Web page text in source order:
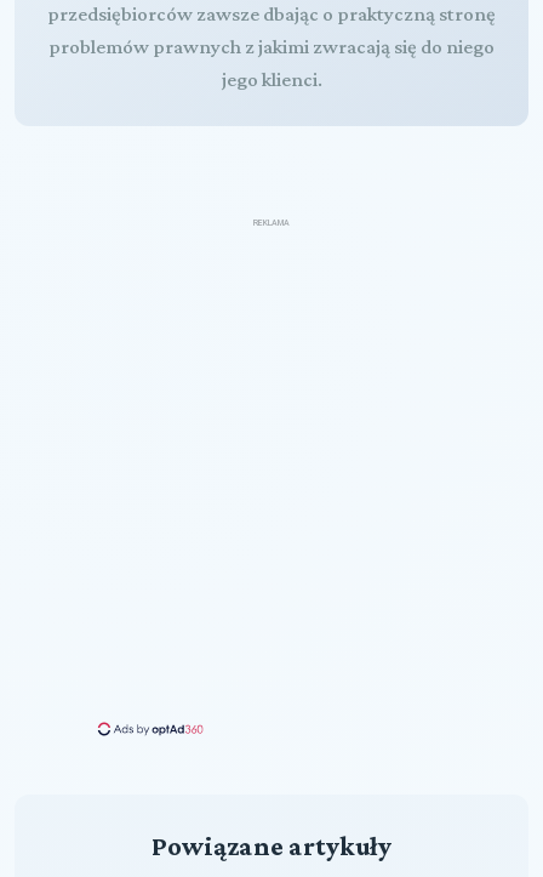
przedsiębiorców zawsze dbając o praktyczną stronę
problemów prawnych z jakimi zwracają się do niego
jego klienci.
REKLAMA
Powiązane artykuły